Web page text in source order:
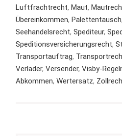
Luftfrachtrecht, Maut,
Übereinkommen, Palettentausch,
Seehandelsrecht, Spediteur,
Speditionsversicherungsrecht,
Transportauftrag,
Verlader, Versender, Visby-
Abkommen, Wertersatz,